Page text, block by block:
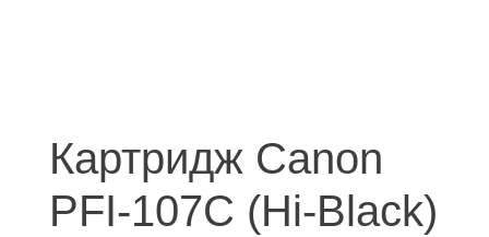
Картридж Canon
PFI-107C (Hi-Black)